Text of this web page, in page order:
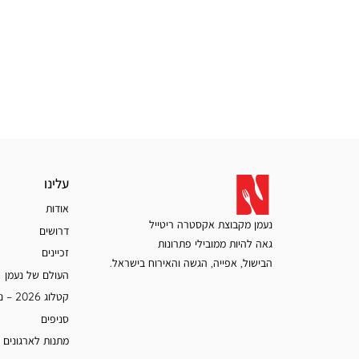
נעמן מקבוצת אקסטרה ריטייל
גאה להיות ממובילי פתרונות
הבישול, אפייה, הגשה והאירוח בישראל.
עלינו
עלינו
אודות
דרושים
זכיינים
העולם של נעמן
קטלוג 2026 – נעמן
סניפים
מתנות לארגונים